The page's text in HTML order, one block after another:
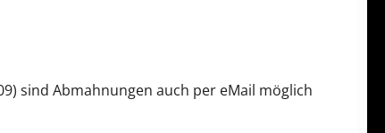
sind Abmahnungen auch per eMail möglich